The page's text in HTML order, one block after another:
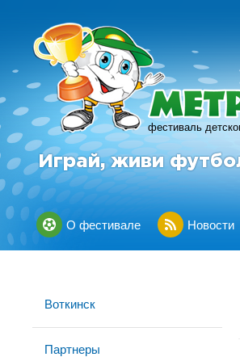
фестиваль
Играй, живи
О фестивале Новости
Воткинск
Партнеры